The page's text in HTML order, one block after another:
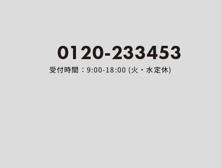
0120-233453
受付時間：9:00-18:00 (火・水定休)